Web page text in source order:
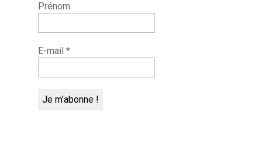
Prénom
E-mail *